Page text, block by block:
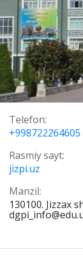
Telefon:
+998722264605
Rasmiy sayt:
jizpi.uz
Manzil:
130100. Jizzax